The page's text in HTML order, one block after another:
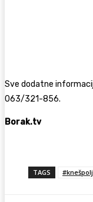
Sve dodatne
063/321-856.
Borak.tv
TAGS